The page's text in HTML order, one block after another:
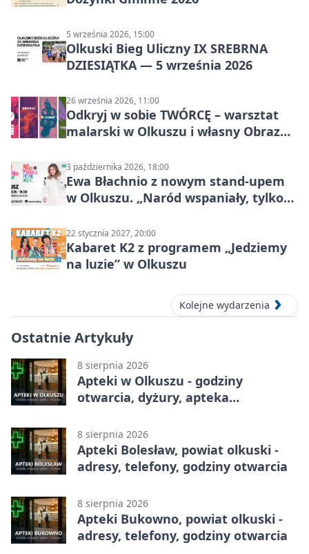
5 września 2026, 15:00
Olkuski Bieg Uliczny IX SREBRNA
DZIESIĄTKA — 5 września 2026
26 września 2026, 11:00
Odkryj w sobie TWÓRCĘ – warsztat
malarski w Olkuszu i własny Obraz
3 października 2026, 18:00
Ewa Błachnio z nowym stand-upem
w Olkuszu. „Naród wspaniały, tylko
22 stycznia 2027, 20:00
Kabaret K2 z programem „Jedziemy
na luzie” w Olkuszu
Kolejne wydarzenia
Ostatnie Artykuły
8 sierpnia 2026
Apteki w Olkuszu - godziny
otwarcia, dyżury, apteka
8 sierpnia 2026
Apteki Bolesław, powiat olkuski -
adresy, telefony, godziny otwarcia
8 sierpnia 2026
Apteki Bukowno, powiat olkuski -
adresy, telefony, godziny otwarcia